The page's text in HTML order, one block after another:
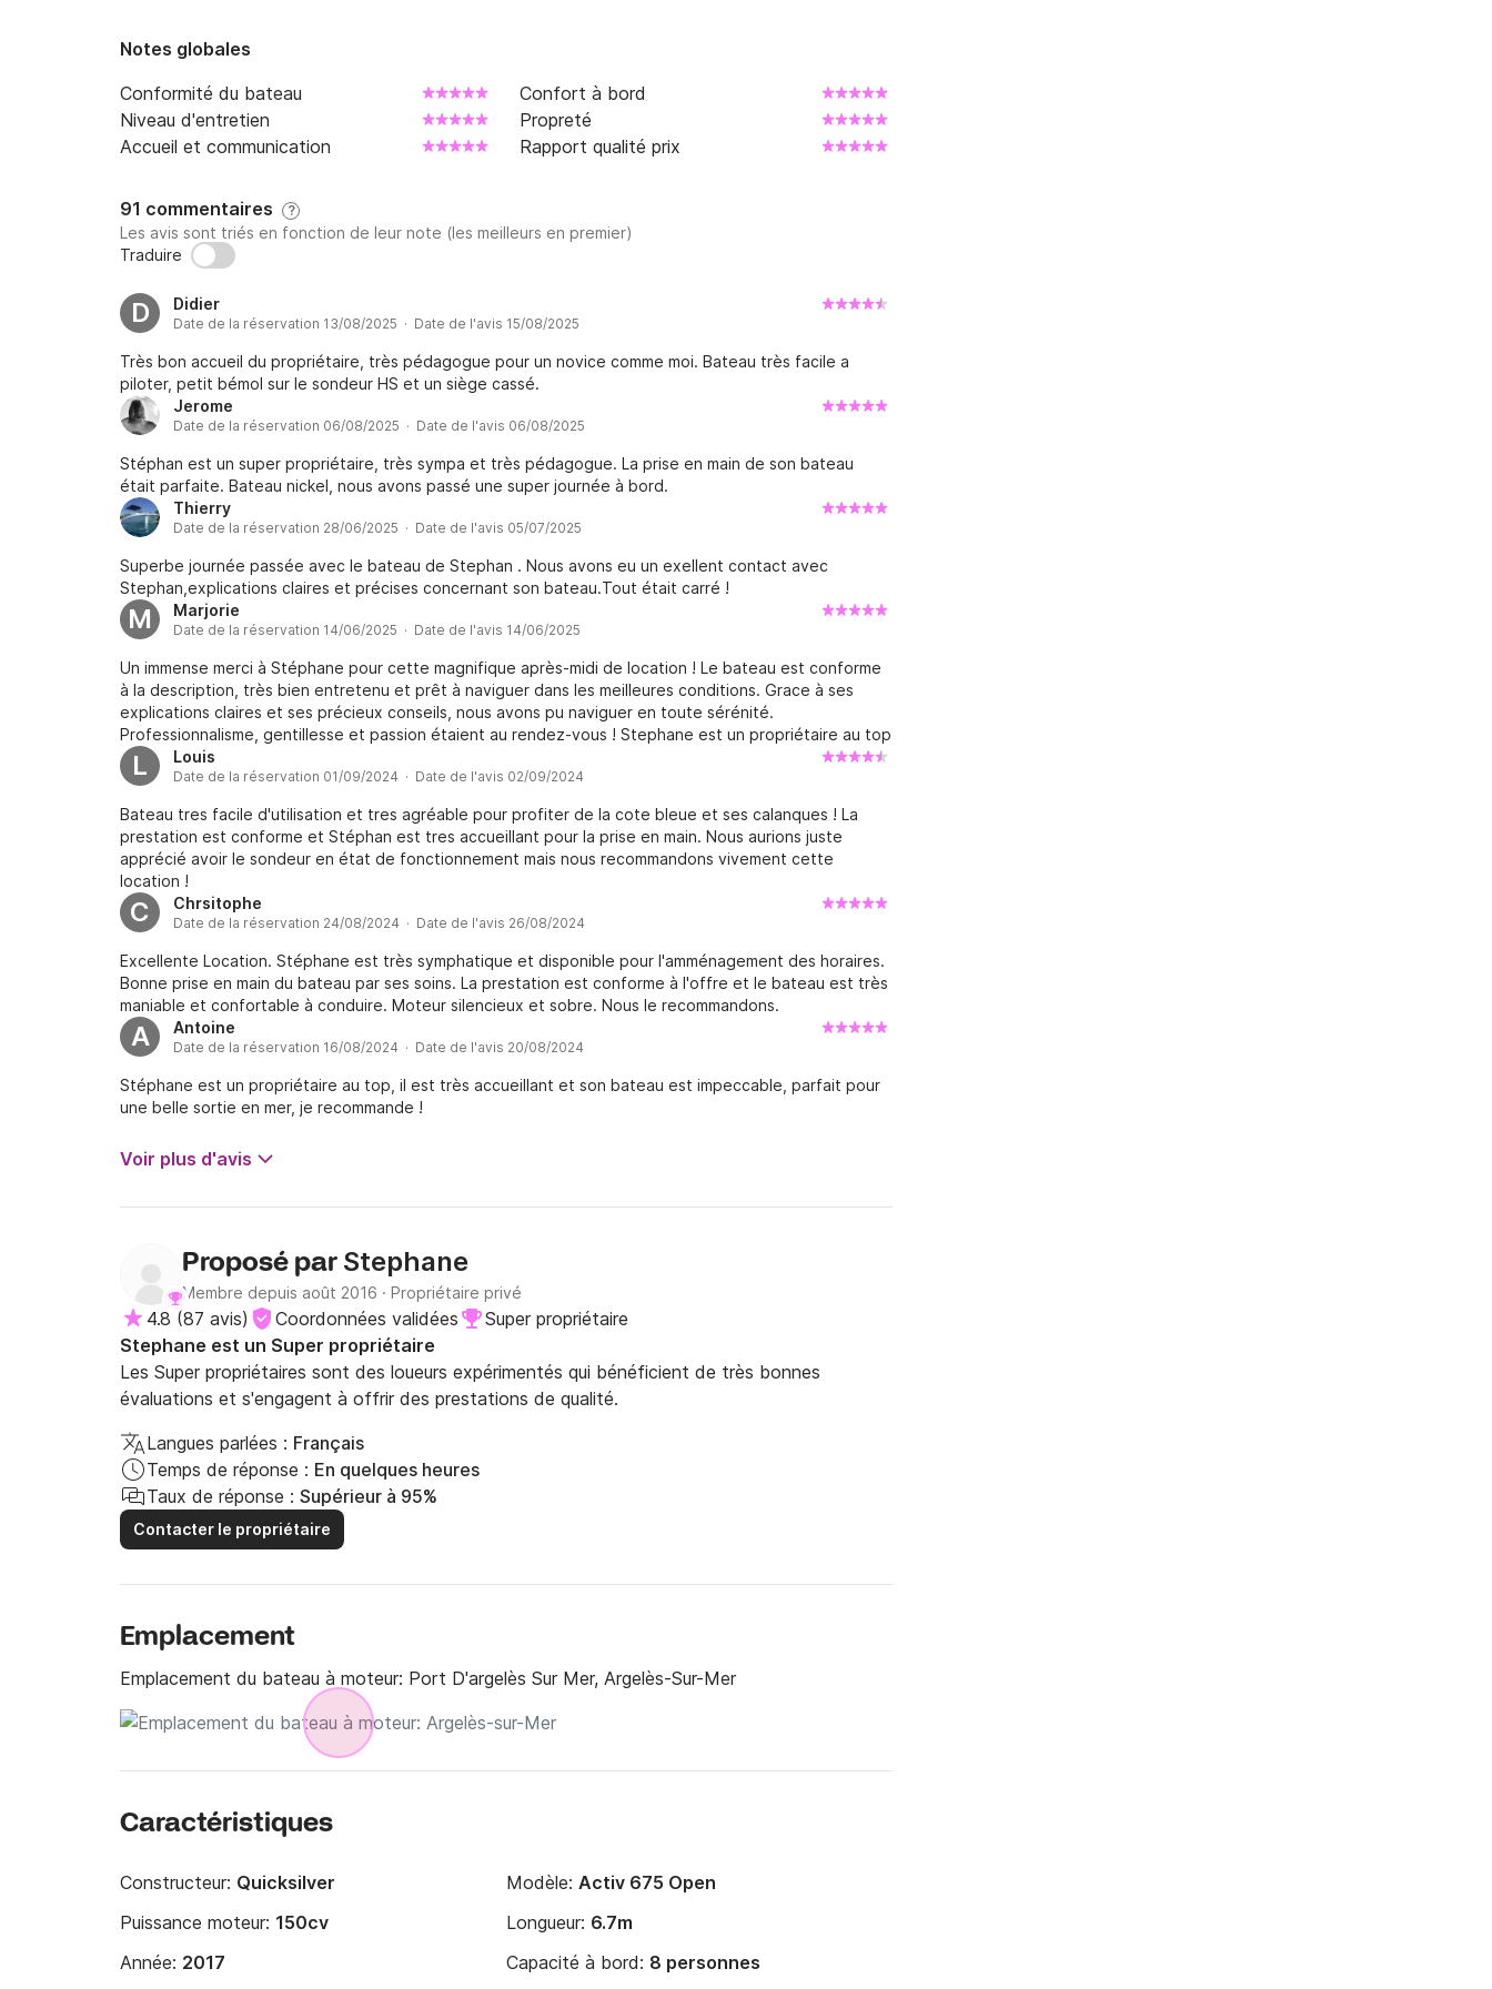
Notes globales
Conformité du bateau
Confort à bord
Niveau d'entretien
Propreté
Accueil et communication
Rapport qualité prix
91 commentaires ?
Les avis sont triés en fonction de leur note (les meilleurs en premier)
Traduire
D Didier
Date de la réservation 13/08/2025 · Date de l'avis 15/08/2025
Très bon accueil du propriétaire, très pédagogue pour un novice comme moi. Bateau très facile a
piloter, petit bémol sur le sondeur HS et un siège cassé.
Jerome
Date de la réservation 06/08/2025 · Date de l'avis 06/08/2025
Stéphan est un super propriétaire, très sympa et très pédagogue. La prise en main de son bateau
était parfaite. Bateau nickel, nous avons passé une super journée à bord.
Thierry
Date de la réservation 28/06/2025 · Date de l'avis 05/07/2025
Superbe journée passée avec le bateau de Stephan . Nous avons eu un exellent contact avec
Stephan,explications claires et précises concernant son bateau.Tout était carré !
M Marjorie
Date de la réservation 14/06/2025 · Date de l'avis 14/06/2025
Un immense merci à Stéphane pour cette magnifique après-midi de location ! Le bateau est conforme
à la description, très bien entretenu et prêt à naviguer dans les meilleures conditions. Grace à ses
explications claires et ses précieux conseils, nous avons pu naviguer en toute sérénité.
Professionnalisme, gentillesse et passion étaient au rendez-vous ! Stephane est un propriétaire au top
! Nous recommandons vivement ! À bientôt pour une nouvelle aventure nautique ! Frédéric et Marjorie
L Louis
Date de la réservation 01/09/2024 · Date de l'avis 02/09/2024
Bateau tres facile d'utilisation et tres agréable pour profiter de la cote bleue et ses calanques ! La
prestation est conforme et Stéphan est tres accueillant pour la prise en main. Nous aurions juste
apprécié avoir le sondeur en état de fonctionnement mais nous recommandons vivement cette
location !
C Chrsitophe
Date de la réservation 24/08/2024 · Date de l'avis 26/08/2024
Excellente Location. Stéphane est très symphatique et disponible pour l'amménagement des horaires.
Bonne prise en main du bateau par ses soins. La prestation est conforme à l'offre et le bateau est très
maniable et confortable à conduire. Moteur silencieux et sobre. Nous le recommandons.
A Antoine
Date de la réservation 16/08/2024 · Date de l'avis 20/08/2024
Stéphane est un propriétaire au top, il est très accueillant et son bateau est impeccable, parfait pour
une belle sortie en mer, je recommande !
Voir plus d'avis
Proposé par Stephane
Membre depuis août 2016 · Propriétaire privé
4.8 (87 avis) Coordonnées validées
Super propriétaire
Stephane est un Super propriétaire
Les Super propriétaires sont des loueurs expérimentés qui bénéficient de très bonnes
évaluations et s'engagent à offrir des prestations de qualité.
Langues parlées : Français
Temps de réponse : En quelques heures
Taux de réponse : Supérieur à 95%
Contacter le propriétaire
Emplacement
Emplacement du bateau à moteur: Port D'argelès Sur Mer, Argelès-Sur-Mer
Caractéristiques
Constructeur: Quicksilver Modèle: Activ 675 Open
Puissance moteur: 150cv Longueur: 6.7m
Année: 2017 Capacité à bord: 8 personnes